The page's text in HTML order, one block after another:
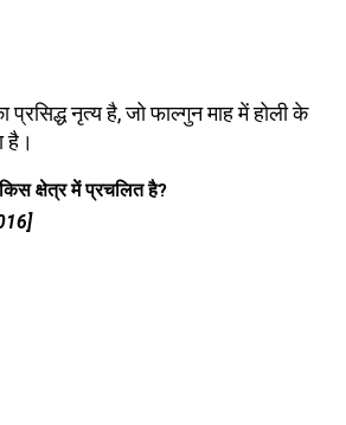
प्रसिद्ध नृत्य है, जो फाल्गुन माह में होली के
है।
क्षेत्र में प्रचलित है?